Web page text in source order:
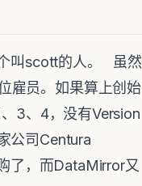
叫scott的人。 虽然
雇员。如果算上创始
3、4，没有Version
公司Centura
了，而DataMirror又